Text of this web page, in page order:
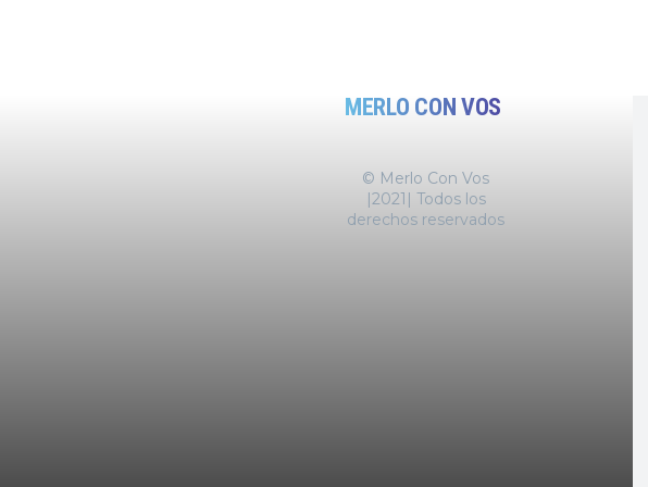
MERLO CON VOS
© Merlo Con Vos
|2021| Todos los
derechos reservados